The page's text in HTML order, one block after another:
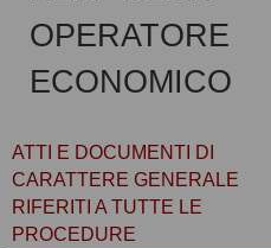
OPERATORE
ECONOMICO
ATTI E DOCUMENTI DI
CARATTERE GENERALE
RIFERITI A TUTTE LE
PROCEDURE